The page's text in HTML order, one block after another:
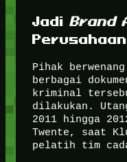
Jadi Brand
Pihak
berbagai
kriminal
dilakukan.
2011 hingga
Twente, saat
pelatih tim